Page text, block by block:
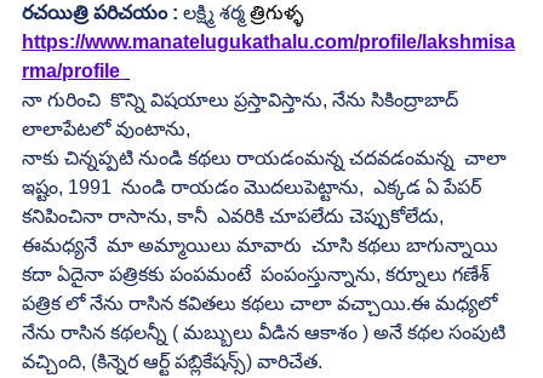
రచయిత్రి పరిచయం : లక్ష్మి శర్మ త్రిగుళ్ళ
https://www.manatelugukathalu.com/profile/lakshmisa
rma/profile
నా గురించి  కొన్ని విషయాలు ప్రస్తావిస్తాను, నేను సికింద్రాబాద్
లాలాపేటలో వుంటాను,
నాకు చిన్నప్పటి నుండి కథలు రాయడంమన్న చదవడంమన్న  చాలా
ఇష్టం, 1991  నుండి రాయడం మొదలుపెట్టాను,  ఎక్కడ ఏ పేపర్
కనిపించినా రాసాను, కానీ  ఎవరికి చూపలేదు చెప్పుకోలేదు,
ఈమధ్యనే  మా అమ్మాయిలు మావారు  చూసి కథలు బాగున్నాయి
కదా ఏదైనా పత్రికకు పంపమంటే  పంపంస్తున్నాను, కర్నూలు గణేశ్
పత్రిక లో నేను రాసిన కవితలు కథలు చాలా వచ్చాయి.ఈ మధ్యలో
నేను రాసిన కథలన్నీ ( మబ్బులు వీడిన ఆకాశం ) అనే కథల సంపుటి
వచ్చింది, (కిన్నెర ఆర్ట్ పబ్లికేషన్స్) వారిచేత.